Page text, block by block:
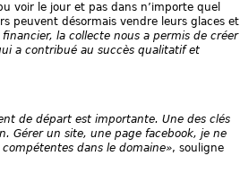
voir le jour et pas dans n’importe quel
peuvent désormais vendre leurs glaces et
financier, la collecte nous a permis de créer
a contribué au succès qualitatif et
de départ est importante. Une des clés
Gérer un site, une page facebook, je ne
dans le domaine», souligne